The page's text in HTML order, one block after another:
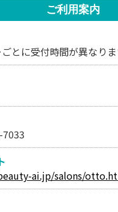
ご利用案内
とに受付時間が異なり
ai.jp/salons/